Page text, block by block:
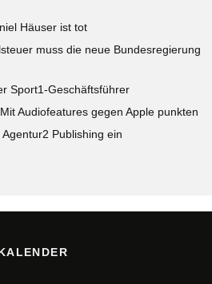
Häuser ist tot
muss die neue Bundesregierung
Sport1-Geschäftsführer
Audiofeatures gegen Apple punkten
Publishing ein